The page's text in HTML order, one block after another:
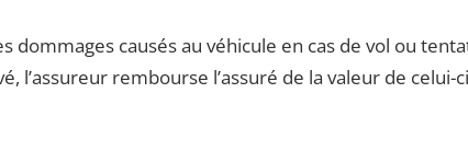
dommages causés au véhicule en cas de vol ou
l’assureur rembourse l’assuré de la valeur de celui-